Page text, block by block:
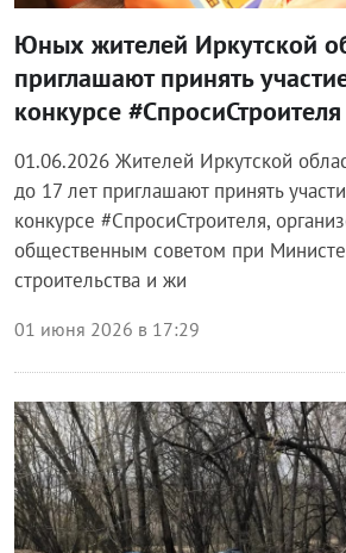
Юных жителей Иркутской
приглашают принять
конкурсе #СпросиСтроителя
01.06.2026 Жителей Иркутской
до 17 лет приглашают принять
конкурсе #СпросиСтроителя,
общественным советом при
строительства и жи
01 июня 2026 в 17:29
Блог правительства